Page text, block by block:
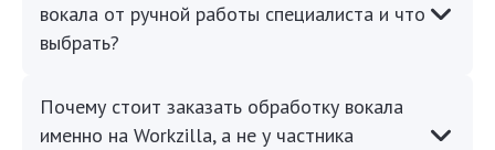
вокала от ручной работы специалиста и что
выбрать?
Почему стоит заказать обработку вокала
именно на Workzilla, а не у частника